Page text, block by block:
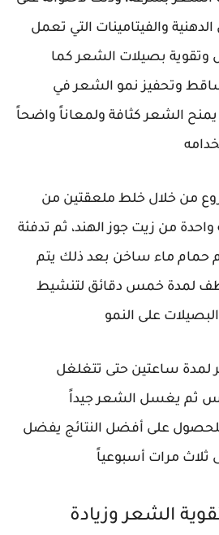
والفيتامينات التي تعمل
وتقوية بصيلات الشعر كما
وتحفيز نمو الشعر في
الشعر كثافة ولمعاناً واضحاً
من خلال خلط ملعقتين من
من زيت جوز الهند، ثم تدفئة
حمام ماء ساخن بعد ذلك يتم
لمدة خمس دقائق لتنشيط
على النمو
لمدة ساعتين حتى تتغلغل
ثم يغسل الشعر جيداً
على أفضل النتائج يفضل
ثلاث مرات أسبوعياً
الشعر وزيادة